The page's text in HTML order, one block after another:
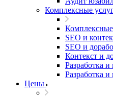
Комплексные
SEO и
SEO и
Контекст и
Разработка
Разработка и
Цены